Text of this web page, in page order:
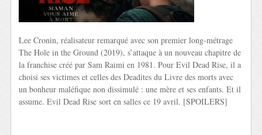
Lee Cronin, réalisateur remarqué avec son premier long-métrage
The Hole in the Ground (2019), s’attaque à un nouveau chapitre de
la franchise créé par Sam Raimi en 1981. Pour Evil Dead Rise, il a
choisi ses victimes et celles des Deadites du Livre des morts avec
un bonheur maléfique non dissimulé : une mère et ses enfants. Et il
assume. Evil Dead Rise sort en salles ce 19 avril. [SPOILERS]